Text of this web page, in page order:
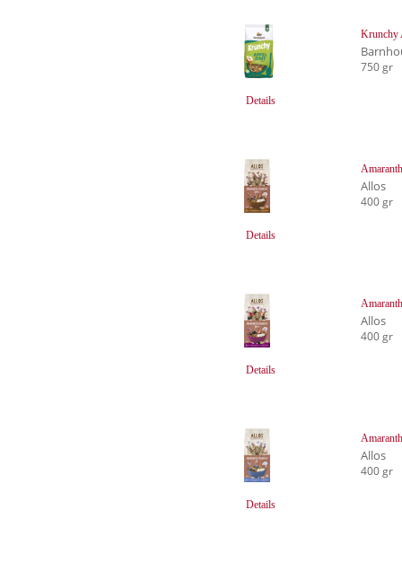
Details
Krunchy
750 gr
Details
Allos
400 gr
Details
Allos
400 gr
Details
Allos
400 gr